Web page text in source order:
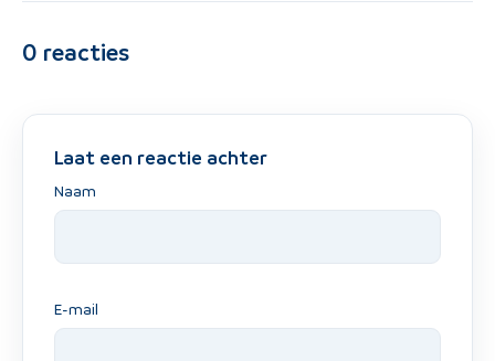
0 reacties
Laat een reactie achter
Naam
E-mail